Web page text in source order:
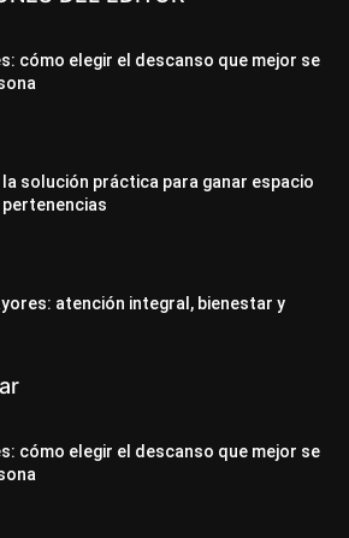
cómo elegir el descanso que mejor se
solución práctica para ganar espacio
atención integral, bienestar y
cómo elegir el descanso que mejor se